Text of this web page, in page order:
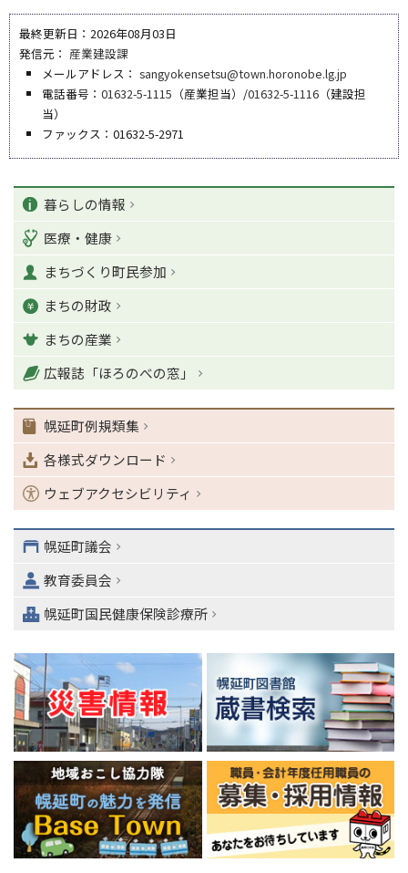
最終更新日：2026年08月03日
発信元： 産業建設課
メールアドレス：sangyokensetsu@town.horonobe.lg.jp
電話番号：01632-5-1115 （産業担当）/01632-5-1116 （建設担
当）
ファックス：01632-5-2971
カ
テ
ゴ
リ
ー
暮らしの情報
医療・健康
まちづくり町民参加
まちの財政
まちの産業
広報誌「ほろのべの窓」
幌延町例規類集
各様式ダウンロード
ウェブアクセシビリティ
幌延町議会
教育委員会
幌延町国民健康保険診療所